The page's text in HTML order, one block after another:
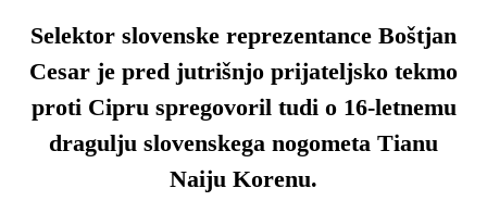
Selektor slovenske reprezentance Boštjan
Cesar je pred jutrišnjo prijateljsko tekmo
proti Cipru spregovoril tudi o 16-letnemu
dragulju slovenskega nogometa Tianu
Naiju Korenu.